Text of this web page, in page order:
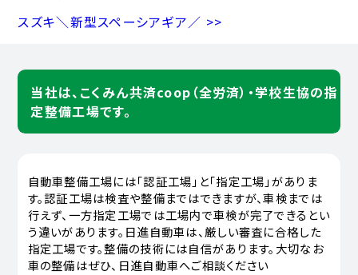
スズキ＼新型スペーシアギア／ >>
当社は、こくみん共済coop（全労済）・学校生協の指
定整備工場です。
自動車整備工場には「認証工場」と「指定工場」がありま
す。認証工場は検査や整備まではできますが、車検までは
行えず、一方指定工場では工場内で車検が完了できるとい
う違いがあります。日進自動車は、厳しい審査に合格した
指定工場です。整備の技術には自信があります。大切なお
車の整備はぜひ、日進自動車へご相談ください